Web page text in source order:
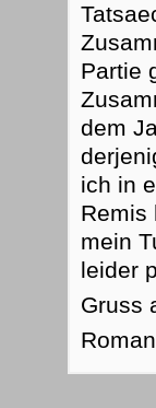
Partie
dem
ich in
Remis
mein
leider
Gruss
Roman